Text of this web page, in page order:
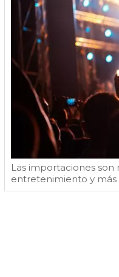
Las importaciones son
entretenimiento y más